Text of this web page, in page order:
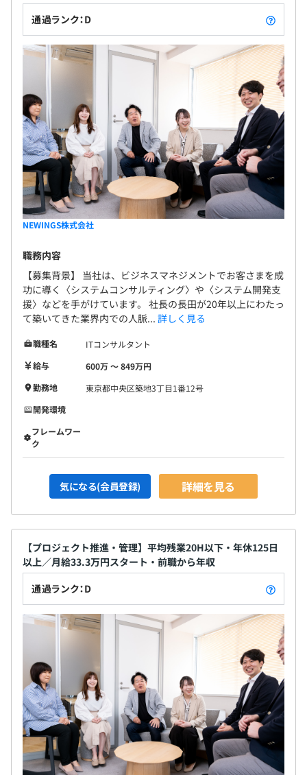
通過ランク：D
NEWINGS株式会社
職務内容
【募集背景】 当社は、ビジネスマネジメントでお客さまを成
功に導く〈システムコンサルティング〉や〈システム開発支
援〉などを手がけています。 社長の長田が20年以上にわたっ
て築いてきた業界内での人脈... 詳しく見る
職種名
ITコンサルタント
給与
600万 〜 849万円
勤務地
東京都中央区築地3丁目1番12号
開発環境
フレームワー
ク
気になる(会員登録) 詳細を見る
【プロジェクト推進・管理】平均残業20H以下・年休125日
以上／月給33.3万円スタート・前職から年収
通過ランク：D